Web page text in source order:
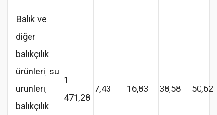
Balık ve
diğer
balıkçılık
ürünleri; su
ürünleri,
balıkçılık
1
471,28
7,43 16,83 38,58 50,62